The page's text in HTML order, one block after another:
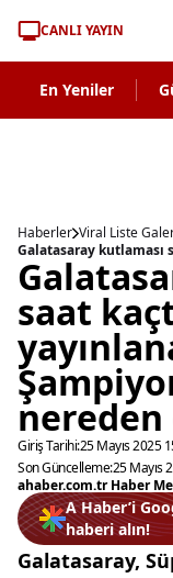
CANLI YAYIN
En Yeniler
Haberler Viral Liste
saat
nereden
Giriş Tarihi:25 Mayıs 2025
Son Güncelleme:25 Mayıs
ahaber.com.tr Haber
A Haber’i
haberi alın!
Galatasaray,